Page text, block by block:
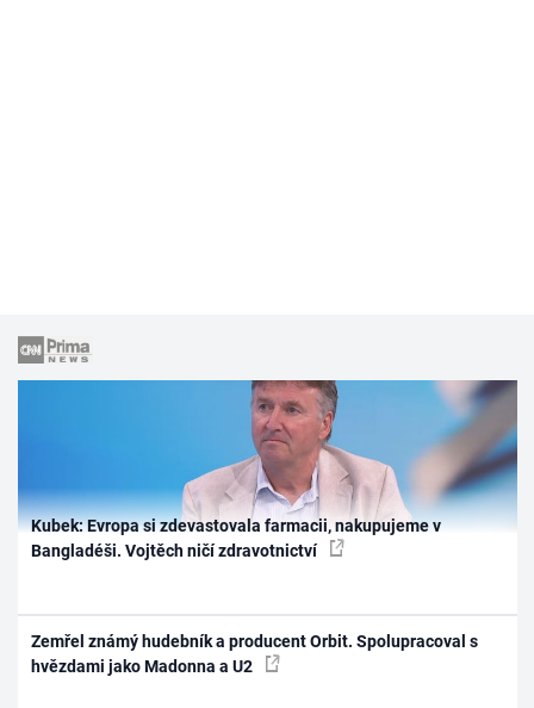
Kubek: Evropa si zdevastovala farmacii, nakupujeme v
Bangladéši. Vojtěch ničí zdravotnictví
Zemřel známý hudebník a producent Orbit. Spolupracoval s
hvězdami jako Madonna a U2